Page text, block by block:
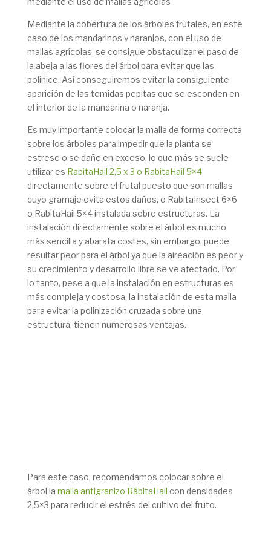
Mediante la cobertura de los árboles frutales, en este
caso de los mandarinos y naranjos, con el uso de
mallas agrícolas, se consigue obstaculizar el paso de
la abeja a las flores del árbol para evitar que las
polinice. Así conseguiremos evitar la consiguiente
aparición de las temidas pepitas que se esconden en
el interior de la mandarina o naranja.
Es muy importante colocar la malla de forma correcta
sobre los árboles para impedir que la planta se
estrese o se dañe en exceso, lo que más se suele
utilizar es RabitaHail 2,5 x 3 o RabitaHail 5×4
directamente sobre el frutal puesto que son mallas
cuyo gramaje evita estos daños, o RabitaInsect 6×6
o RabitaHail 5×4 instalada sobre estructuras. La
instalación directamente sobre el árbol es mucho
más sencilla y abarata costes, sin embargo, puede
resultar peor para el árbol ya que la aireación es peor y
su crecimiento y desarrollo libre se ve afectado. Por
lo tanto, pese a que la instalación en estructuras es
más compleja y costosa, la instalación de esta malla
para evitar la polinización cruzada sobre una
estructura, tienen numerosas ventajas.
Para este caso, recomendamos colocar sobre el
árbol la malla antigranizo RábitaHail con densidades
2,5×3 para reducir el estrés del cultivo del fruto.